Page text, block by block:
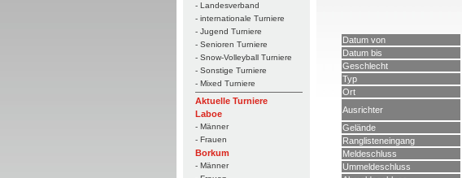
- Landesverband
- internationale Turniere
- Jugend Turniere
- Senioren Turniere
- Snow-Volleyball Turniere
- Sonstige Turniere
- Mixed Turniere
Aktuelle Turniere
Laboe
- Männer
- Frauen
Borkum
- Männer
Datum von
Datum bis
Geschlecht
Typ
Ort
Ausrichter
Gelände
Ranglisteneingang
Meldeschluss
Ummeldeschluss